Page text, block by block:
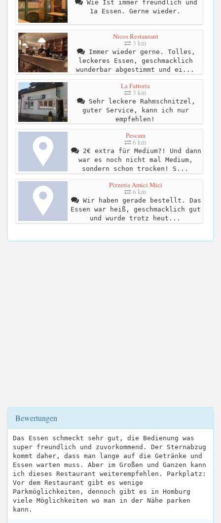
Wie Ist immer freundlich und
1a Essen. Gerne wieder.
Nicos Restaurant
3 km
Immer wieder gerne. Tolles,
leckeres Essen, geschmacklich
wunderbar abgestimmt und ei...
La Fattoria
3 km
Sehr leckere Rahmschnitzel,
guter Service, kann ich nur
empfehlen!
Pescara
6 km
2€ extra für Medium?! Und dann
war es noch nicht mal Medium,
sondern schon trocken! S...
Pizzeria Amici Mici
6 km
Wir haben gerade bestellt. Das
Essen war heiß, geschmacklich gut
und wurde trotz heut...
Bewertungen
Das Essen schmeckt sehr gut, die Bedienung was
super freundlich und zuvorkommend. Der Sternabzug
kommt daher, dass man lange auf die Getränke und
Essen warten muss. Aber im Großen und Ganzen kann
ich dieses Restaurant weiterempfehlen. Parkplatz:
Vor dem Restaurant gibt es wenige
Parkmöglichkeiten, dennoch gibt es in Homburg
viele Möglichkeiten wo man in der Nähe parken
kann.